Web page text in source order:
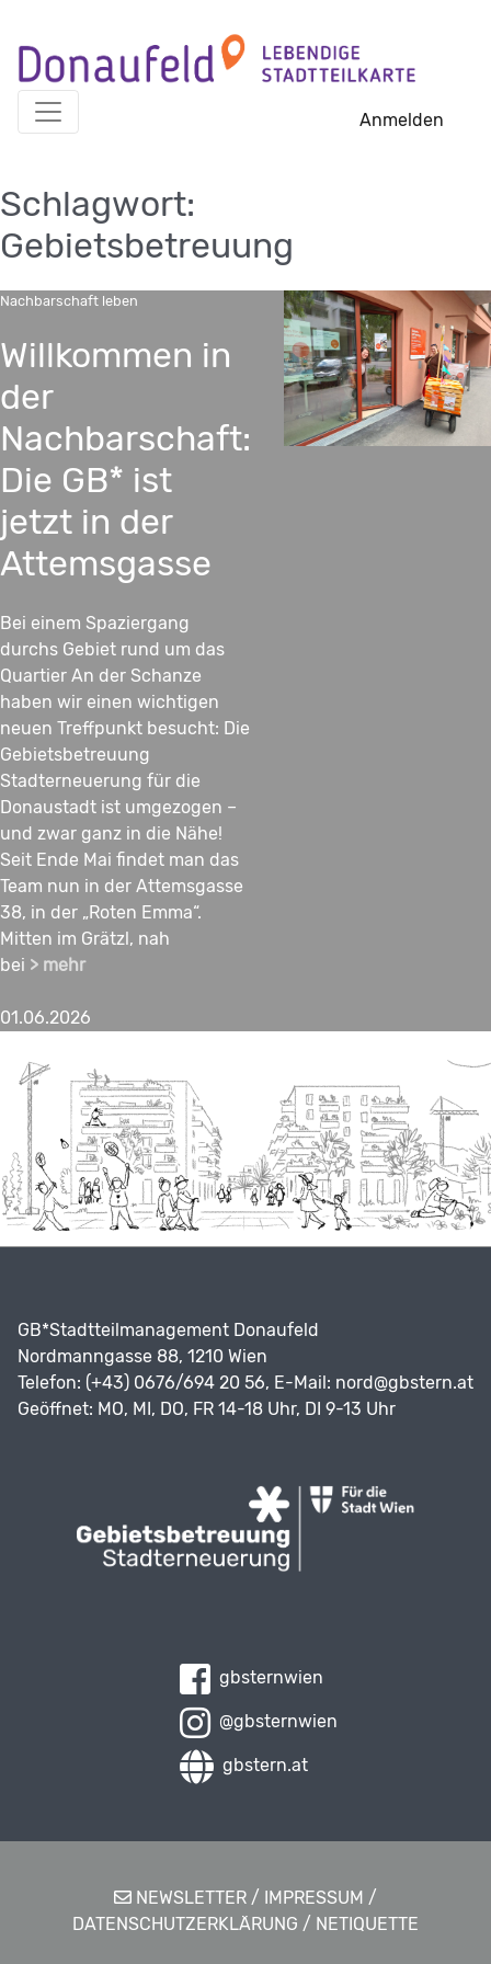
content
Anmelden
Schlagwort:
Gebietsbetreuung
Nachbarschaft leben
Willkommen in
der
Nachbarschaft:
Die GB* ist
jetzt in der
Attemsgasse
Bei einem Spaziergang
durchs Gebiet rund um das
Quartier An der Schanze
haben wir einen wichtigen
neuen Treffpunkt besucht: Die
Gebietsbetreuung
Stadterneuerung für die
Donaustadt ist umgezogen –
und zwar ganz in die Nähe!
Seit Ende Mai findet man das
Team nun in der Attemsgasse
38, in der „Roten Emma“.
Mitten im Grätzl, nah
bei > mehr
01.06.2026
GB*Stadtteilmanagement Donaufeld
Nordmanngasse 88, 1210 Wien
Telefon: (+43) 0676/694 20 56, E-Mail: nord@gbstern.at
Geöffnet: MO, MI, DO, FR 14-18 Uhr, DI 9-13 Uhr
gbsternwien
@gbsternwien
gbstern.at
NEWSLETTER / IMPRESSUM /
DATENSCHUTZERKLÄRUNG / NETIQUETTE